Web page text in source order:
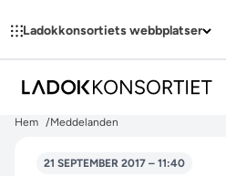
Ladokkonsortiets webbplatser
Hem Meddelanden
21 SEPTEMBER 2017 – 11:40